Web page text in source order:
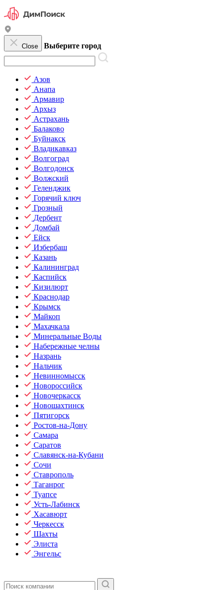
Close Выберите город
Азов
Анапа
Армавир
Архыз
Астрахань
Балаково
Буйнакск
Владикавказ
Волгоград
Волгодонск
Волжский
Геленджик
Горячий ключ
Грозный
Дербент
Домбай
Ейск
Избербаш
Казань
Калининград
Каспийск
Кизилюрт
Краснодар
Крымск
Майкоп
Махачкала
Минеральные Воды
Набережные челны
Назрань
Нальчик
Невинномысск
Новороссийск
Новочеркасск
Новошахтинск
Пятигорск
Ростов-на-Дону
Самара
Саратов
Славянск-на-Кубани
Сочи
Ставрополь
Таганрог
Туапсе
Усть-Лабинск
Хасавюрт
Черкесск
Шахты
Элиста
Энгельс